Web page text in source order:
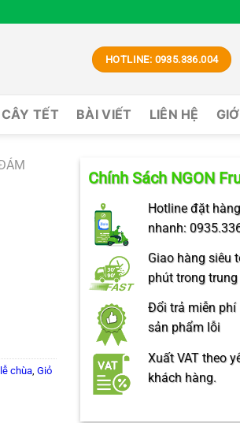
HOTLINE: 0935.336.004
TẾT BÀI VIẾT LIÊN HỆ
chùa Giỏ
Chính Sách NGON
Hotline đặt hàng
nhanh:
Giao hàng siêu
phút trong
Đổi trả miễn phí
sản phẩm lỗi
Xuất VAT theo
khách hàng.